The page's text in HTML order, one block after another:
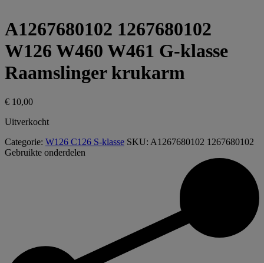
A1267680102 1267680102
W126 W460 W461 G-klasse
Raamslinger krukarm
€ 10,00
Uitverkocht
Categorie: W126 C126 S-klasse SKU: A1267680102 1267680102
Gebruikte onderdelen